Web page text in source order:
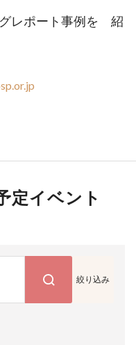
レポート事例を 紹
定イベント
絞り込み